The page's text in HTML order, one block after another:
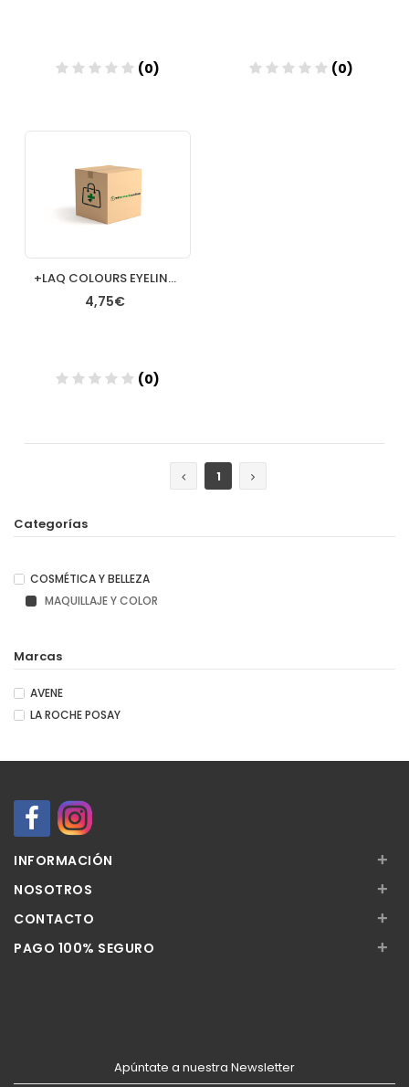
(0) (0)
+LAQ COLOURS EYELINER PENCIL LAPIZ 03 CHOCOLATE
4,75€
(0)
1
Categorías
COSMÉTICA Y BELLEZA
MAQUILLAJE Y COLOR
Marcas
AVENE
LA ROCHE POSAY
INFORMACIÓN +
NOSOTROS +
CONTACTO +
PAGO 100% SEGURO +
Apúntate a nuestra Newsletter